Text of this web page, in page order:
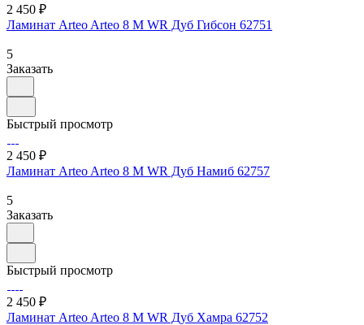
2 450 ₽
Ламинат Arteo Arteo 8 M WR Дуб Гибсон 62751
5
Заказать
Быстрый просмотр
2 450 ₽
Ламинат Arteo Arteo 8 M WR Дуб Намиб 62757
5
Заказать
Быстрый просмотр
2 450 ₽
Ламинат Arteo Arteo 8 M WR Дуб Хамра 62752